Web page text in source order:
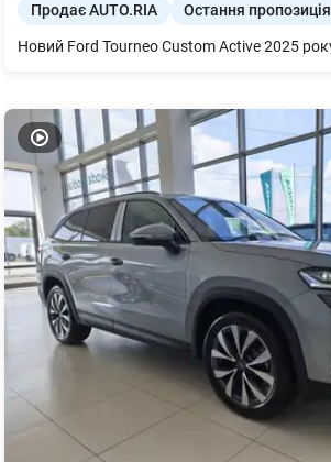
Продає AUTO.RIA Остання пропозиція